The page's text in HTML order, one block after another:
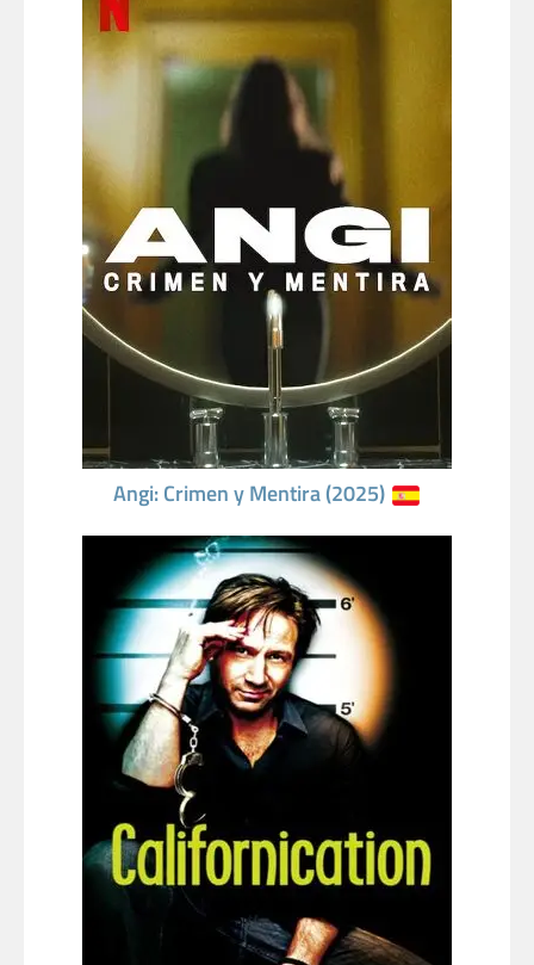
Angi: Crimen y Mentira (2025)